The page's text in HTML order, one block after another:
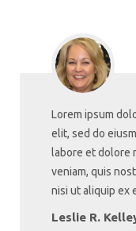
Lorem ipsum
elit, sed do
labore et dolore
veniam, quis
nisi ut aliquip ex
Leslie R.